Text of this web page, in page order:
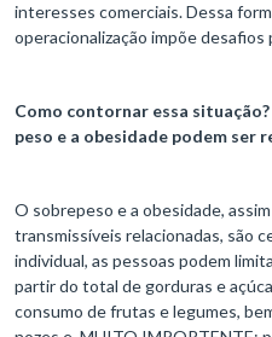
interesses comerciais. Dessa
operacionalização impõe
Como contornar essa
peso e a obesidade podem ser
O sobrepeso e a obesidade,
transmissíveis relacionadas, são
individual, as pessoas podem
partir do total de gorduras e
consumo de frutas e legumes,